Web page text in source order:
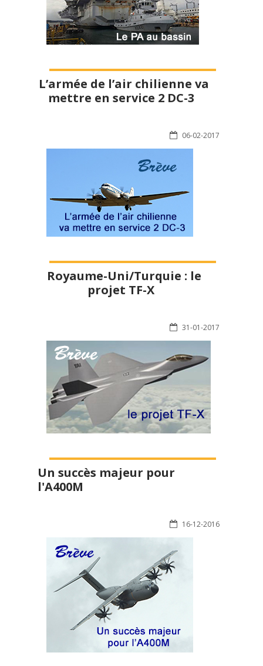
L’armée de l’air chilienne va
mettre en service 2 DC-3
06-02-2017
Royaume-Uni/Turquie : le
projet TF-X
31-01-2017
Un succès majeur pour
l'A400M
16-12-2016